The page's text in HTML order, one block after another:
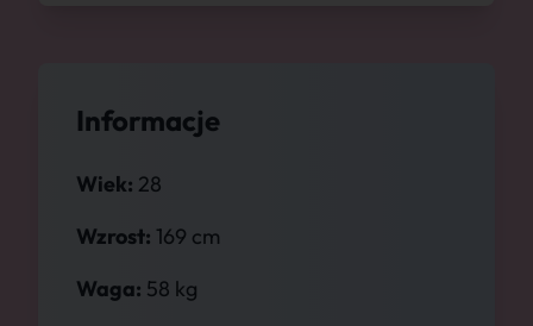
Informacje
Wiek: 28
Wzrost: 169 cm
Waga: 58 kg